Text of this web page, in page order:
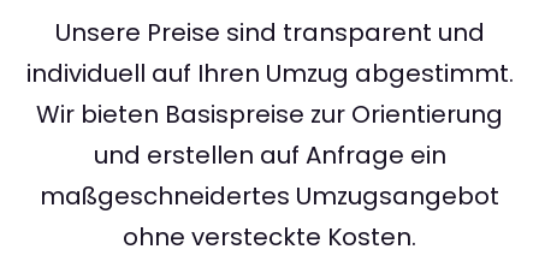
Unsere Preise sind transparent und
individuell auf Ihren Umzug abgestimmt.
Wir bieten Basispreise zur Orientierung
und erstellen auf Anfrage ein
maßgeschneidertes Umzugsangebot
ohne versteckte Kosten.